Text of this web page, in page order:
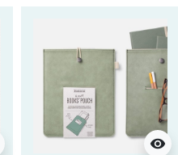
visibility